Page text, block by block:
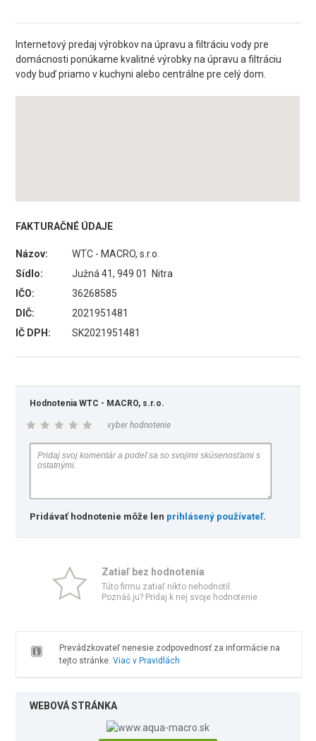
Internetový predaj výrobkov na úpravu a filtráciu vody pre
domácnosti ponúkame kvalitné výrobky na úpravu a filtráciu
vody buď priamo v kuchyni alebo centrálne pre celý dom.
FAKTURAČNÉ ÚDAJE
Názov:
WTC - MACRO, s.r.o.
Sídlo:
Južná 41, 949 01 Nitra
IČO:
36268585
DIČ:
2021951481
IČ DPH:
SK2021951481
Hodnotenia WTC - MACRO, s.r.o.
vyber hodnotenie
Pridávať hodnotenie môže len prihlásený používateľ.
Zatiaľ bez hodnotenia
Túto firmu zatiaľ nikto nehodnotil.
Poznáš ju? Pridaj k nej svoje hodnotenie.
Prevádzkovateľ nenesie zodpovednosť za informácie na
tejto stránke. Viac v Pravidlách
WEBOVÁ STRÁNKA